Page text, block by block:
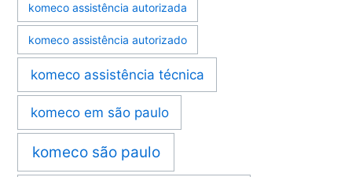
komeco assistência autorizada
komeco assistência autorizado
komeco assistência técnica
komeco em são paulo
komeco são paulo